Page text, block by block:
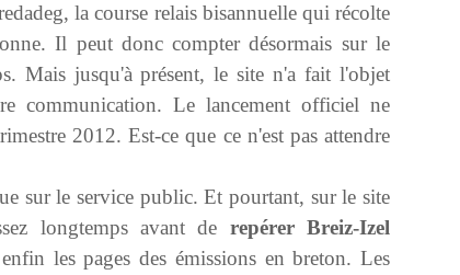
la course relais bisannuelle qui récolte
Il peut donc compter désormais sur le
Mais jusqu'à présent, le site n'a fait l'objet
communication. Le lancement officiel ne
2012. Est-ce que ce n'est pas attendre
sur le service public. Et pourtant, sur le site
longtemps avant de repérer Breiz-Izel
les pages des émissions en breton. Les